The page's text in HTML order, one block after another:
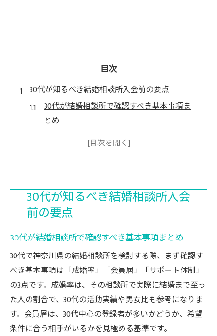
目次
30代が知るべき結婚相談所入会前の要点
30代が結婚相談所で確認すべき基本事項ま
とめ
結婚相談所入会前に知る30代の成功ポイン
説
30代が見逃せない結婚相談所の確認事項一
覧
事項
30代が神奈川県で婚活を成功させる秘訣と
は
神奈川県で30代が結婚相談所選びで見るべ
き点
30代が知るべき結婚相談所入会
前の要点
30代が結婚相談所で確認すべき基本事項まとめ
30代で神奈川県の結婚相談所を検討する際、まず確認す
べき基本事項は「成婚率」「会員層」「サポート体制」
の3点です。成婚率は、その相談所で実際に結婚まで至っ
た人の割合で、30代の活動実績や男女比も参考になりま
す。会員層は、30代中心の登録者が多いかどうか、希望
条件に合う相手がいるかを見極める基準です。